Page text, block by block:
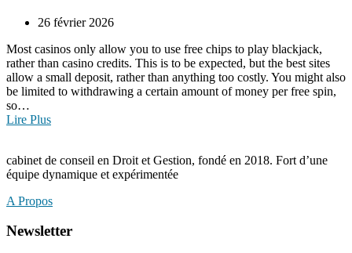
26 février 2026
Most casinos only allow you to use free chips to play blackjack,
rather than casino credits. This is to be expected, but the best sites
allow a small deposit, rather than anything too costly. You might also
be limited to withdrawing a certain amount of money per free spin,
so…
Lire Plus
cabinet de conseil en Droit et Gestion, fondé en 2018. Fort d’une
équipe dynamique et expérimentée
A Propos
Newsletter